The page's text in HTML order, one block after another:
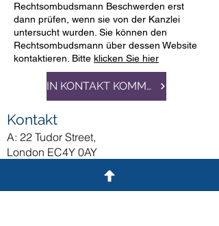
Rechtsombudsmann Beschwerden erst
dann prüfen, wenn sie von der Kanzlei
untersucht wurden. Sie können den
Rechtsombudsmann über dessen Website
kontaktieren. Bitte klicken Sie hier
IN KONTAKT KOMMEN
Kontakt
A: 22 Tudor Street,
London EC4Y 0AY
info@ceruleanlaw.co.uk